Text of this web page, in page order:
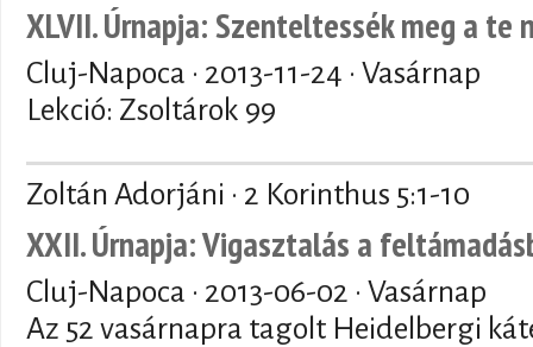
XLVII. Úrnapja: Szenteltessék meg a te
Cluj-Napoca · 2013-11-24 · Vasárnap
Lekció: Zsoltárok 99
Zoltán Adorjáni · 2 Korinthus 5:1-10
XXII. Úrnapja: Vigasztalás a
Cluj-Napoca · 2013-06-02 · Vasárnap
Az 52 vasárnapra tagolt Heidelbergi